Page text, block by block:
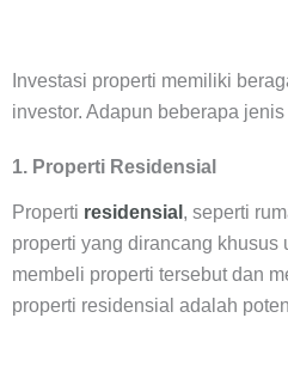
Investasi properti memiliki
investor. Adapun beberapa
1. Properti Residensial
Properti residensial , seperti
properti yang dirancang
membeli properti tersebut dan
properti residensial adalah